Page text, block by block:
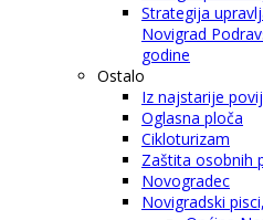
Strategija
Novigrad
godine
Ostalo
Iz najstarije
Oglasna ploča
Cikloturizam
Zaštita osobnih
Novogradec
Novigradski